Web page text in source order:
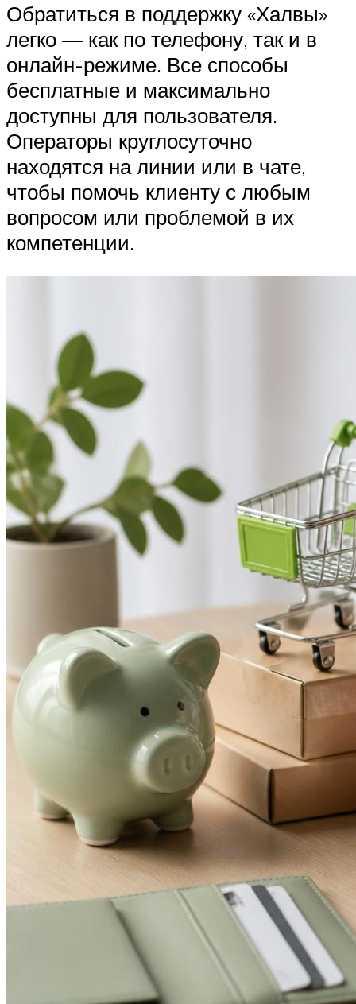
Обратиться в поддержку «Халвы»
легко — как по телефону, так и в
онлайн-режиме. Все способы
бесплатные и максимально
доступны для пользователя.
Операторы круглосуточно
находятся на линии или в чате,
чтобы помочь клиенту с любым
вопросом или проблемой в их
компетенции.